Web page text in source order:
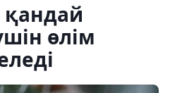
қандай
өлім